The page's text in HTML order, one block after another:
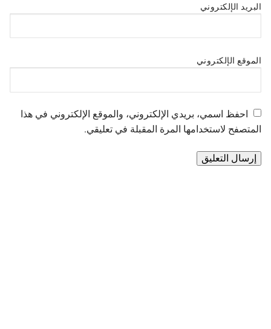
البريد الإلكتروني
الموقع الإلكتروني
احفظ اسمي، بريدي الإلكتروني، والموقع الإلكتروني في هذا
المتصفح لاستخدامها المرة المقبلة في تعليقي.